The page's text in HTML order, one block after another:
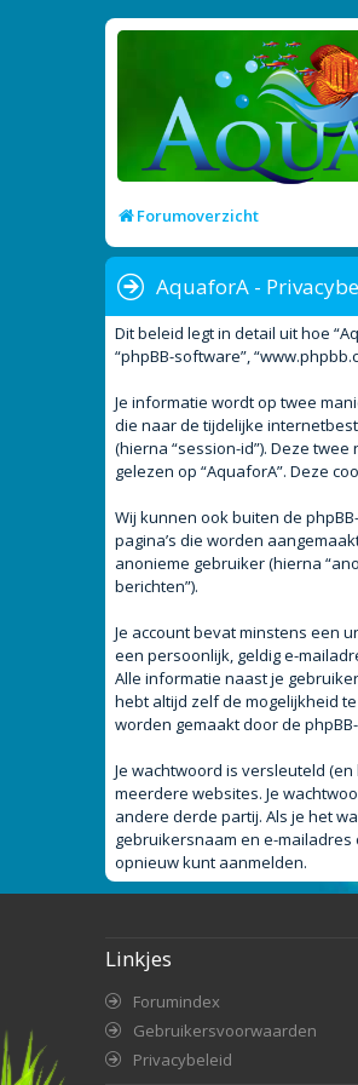
Forumoverzicht
AquaforA -
Dit beleid legt in detail uit hoe
“phpBB-software”,
Je informatie wordt op twee
die naar de tijdelijke
(hierna “session-id”). Deze
gelezen op “AquaforA”. Deze
Wij kunnen ook buiten de
pagina’s die worden
anonieme gebruiker (hierna
berichten”).
Je account bevat minstens een
een persoonlijk, geldig e-
Alle informatie naast je
hebt altijd zelf de mogelijkheid
worden gemaakt door de
Je wachtwoord is versleuteld
meerdere websites. Je
andere derde partij. Als je het
gebruikersnaam en e-
opnieuw kunt aanmelden.
Linkjes
Forumindex
Gebruikersvoorwaarden
Privacybeleid